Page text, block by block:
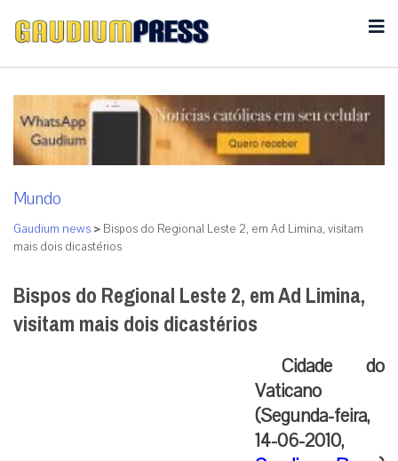
Mundo
Gaudium news > Bispos do Regional Leste 2, em Ad Limina, visitam
mais dois dicastérios
Bispos do Regional Leste 2, em Ad Limina,
visitam mais dois dicastérios
Cidade do
Vaticano
(Segunda-feira,
14-06-2010,